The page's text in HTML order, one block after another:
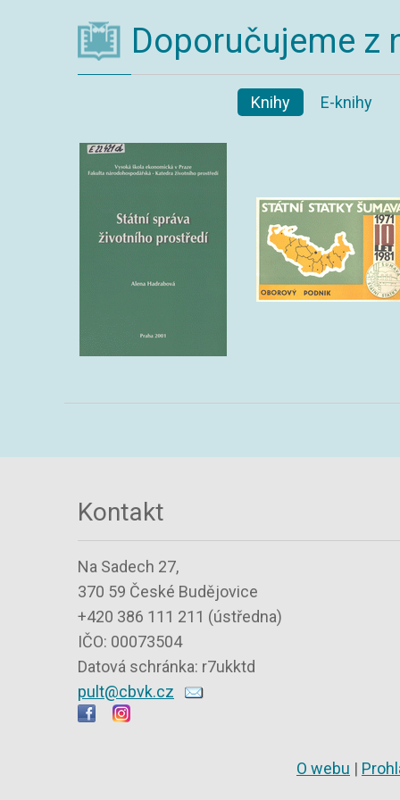
Doporučujeme z
Knihy E-knihy
Kontakt
Na Sadech 27,
370 59 České Budějovice
+420 386 111 211 (ústředna)
IČO: 00073504
Datová schránka: r7ukktd
pult@cbvk.cz
O webu |